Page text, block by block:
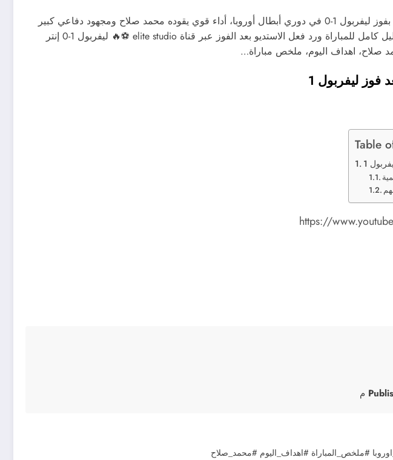
‏انتهت مباراة ليفربول وإنتر ميلان بفوز ليفربول 1-0 في دوري أبطال أوروبا، أداء قوي يقوده محمد صلاح ومجهود دفاعي كبير
حافظ على الفوز حتى النهاية. تحليل كامل للمباراة ورد فعل الاستديو بعد الفوز عبر قناة elite studio ⚽🔥 ليفربول 1-0 إنتر
صلاح، اهداف اليوم، ملخص مباراة…
فوز ليفربول 1
Table
1
https://
#ملخص_المباراة #اهداف_اليوم #محمد_صلاح